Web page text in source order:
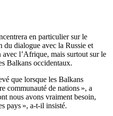
en particulier sur le
du dialogue avec la Russie et
l’Afrique, mais surtout sur le
Balkans occidentaux.
que lorsque les Balkans
communauté de nations », a
nous avons vraiment besoin,
pays », a-t-il insisté.